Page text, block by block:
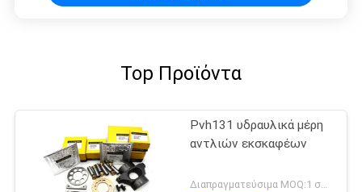
Top Προϊόντα
Pvh131 υδραυλικά μέρη
αντλιών εκσκαφέων
Διαπραγματεύσιμα MOQ:1 σύνολο